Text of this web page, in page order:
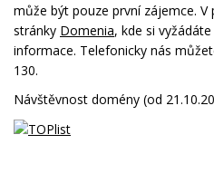
může být pouze první zájemce.
stránky Domenia, kde si
informace. Telefonicky nás
130.
Návštěvnost domény (od